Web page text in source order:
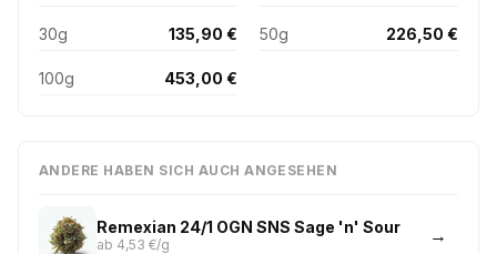
30g 135,90 € 50g 226,50 €
100g 453,00 €
ANDERE HABEN SICH AUCH ANGESEHEN
Remexian 24/1 OGN SNS Sage 'n' Sour
ab 4,53 €/g